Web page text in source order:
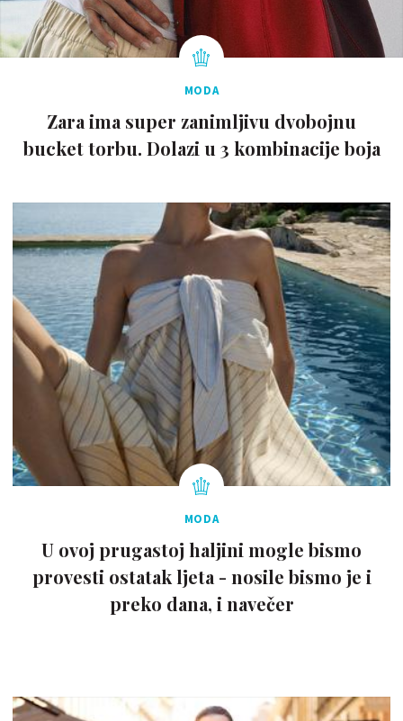
MODA
Zara ima super zanimljivu dvobojnu
bucket torbu. Dolazi u 3 kombinacije boja
MODA
U ovoj prugastoj haljini mogle bismo
provesti ostatak ljeta - nosile bismo je i
preko dana, i navečer